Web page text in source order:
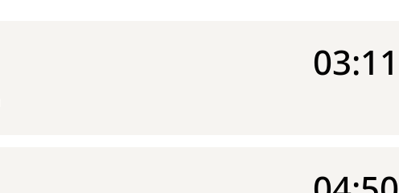
03:11